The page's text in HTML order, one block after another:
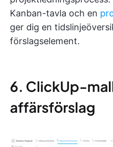
Kanban-tavla och en
ger dig en
förslagselement.
6. ClickUp-
affärsförslag